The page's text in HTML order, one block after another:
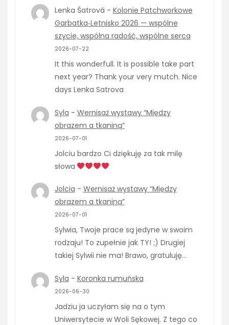
Lenka Šatrová - Kolonie Patchworkowe
Garbatka‑Letnisko 2026 — wspólne
szycie, wspólna radość, wspólne serca
2026-07-22
It this wonderfull. It is possible take part
next year? Thank your very mutch. Nice
days Lenka Satrova
Syla - Wernisaż wystawy “Między
obrazem a tkaniną”
2026-07-01
Jolciu bardzo Ci dziękuję za tak milę
słowa
Jolcia - Wernisaż wystawy “Między
obrazem a tkaniną”
2026-07-01
Sylwia, Twoje prace są jedyne w swoim
rodzaju! To zupełnie jak TY! ;) Drugiej
takiej Sylwii nie ma! Brawo, gratuluję…
Syla - Koronka rumuńska
2026-06-30
Jadziu ja uczyłam się na o tym
Uniwersytecie w Woli Sękowej. Z tego co